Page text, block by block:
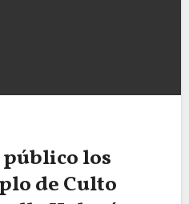
los
de Culto